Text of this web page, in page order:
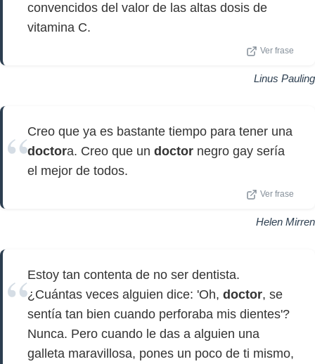
convencidos del valor de las altas dosis de
vitamina C.
Ver frase
Linus Pauling
Creo que ya es bastante tiempo para tener una
doctora. Creo que un doctor negro gay sería
el mejor de todos.
Ver frase
Helen Mirren
Estoy tan contenta de no ser dentista.
¿Cuántas veces alguien dice: 'Oh, doctor, se
sentía tan bien cuando perforaba mis dientes'?
Nunca. Pero cuando le das a alguien una
galleta maravillosa, pones un poco de ti mismo,